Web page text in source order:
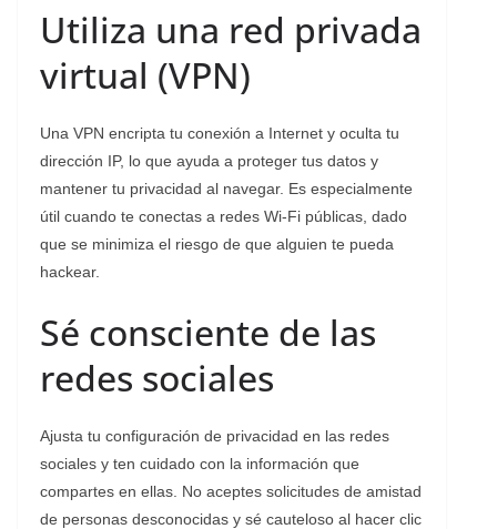
Utiliza una red privada
virtual (VPN)
Una VPN encripta tu conexión a Internet y oculta tu
dirección IP, lo que ayuda a proteger tus datos y
mantener tu privacidad al navegar. Es especialmente
útil cuando te conectas a redes Wi-Fi públicas, dado
que se minimiza el riesgo de que alguien te pueda
hackear.
Sé consciente de las
redes sociales
Ajusta tu configuración de privacidad en las redes
sociales y ten cuidado con la información que
compartes en ellas. No aceptes solicitudes de amistad
de personas desconocidas y sé cauteloso al hacer clic